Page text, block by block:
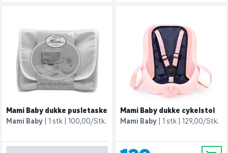
Mami Baby dukke pusletaske
Mami Baby
1 stk 100,00/Stk.
Mami Baby dukke cykelstol
Mami Baby
1 stk 129,00/Stk.